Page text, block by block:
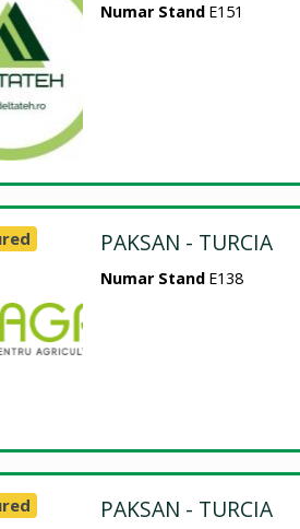
Numar Stand E151
PAKSAN - TURCIA
Numar Stand E138
PAKSAN - TURCIA